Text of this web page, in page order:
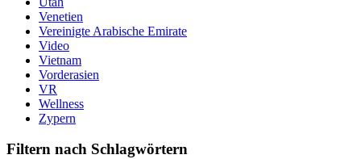
Venetien
Vereinigte Arabische Emirate
Video
Vietnam
Vorderasien
VR
Wellness
Zypern
Filtern nach Schlagwörtern